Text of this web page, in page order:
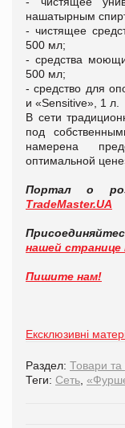
нашатырным
- чистящее
500 мл;
- средства
500 мл;
- средство для
и «Sensitive», 1 л.
В сети
под
намерена
оптимальной
Портал о
TradeMaster.UA
нашей странице
Пишите нам!
Ексклюзивні
Раздел: Товари та
Теги: Сеть,